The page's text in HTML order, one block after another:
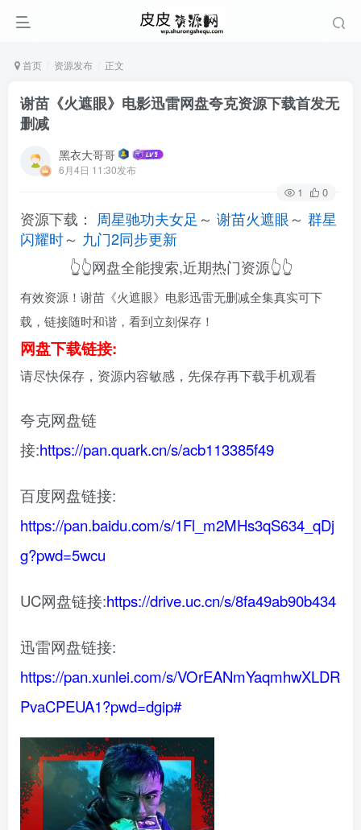
首页 资源发布 正文
谢苗《火遮眼》电影迅雷网盘夸克资源下载首发无
删减
黑衣大哥哥
6月4日 11:30发布
1 0
资源下载： 周星驰功夫女足 ～ 谢苗火遮眼～ 群星
闪耀时～ 九门2同步更新
👆👆网盘全能搜索,近期热门资源👆👆
有效资源！谢苗《火遮眼》电影迅雷无删减全集真实可下
载，链接随时和谐，看到立刻保存！
网盘下载链接:
请尽快保存，资源内容敏感，先保存再下载手机观看
夸克网盘链
接:https://pan.quark.cn/s/acb113385f49
百度网盘链接:
https://pan.baidu.com/s/1Fl_m2MHs3qS634_qDj
g?pwd=5wcu
UC网盘链接:https://drive.uc.cn/s/8fa49ab90b434
迅雷网盘链接:
https://pan.xunlei.com/s/VOrEANmYaqmhwXLDR
PvaCPEUA1?pwd=dgip#